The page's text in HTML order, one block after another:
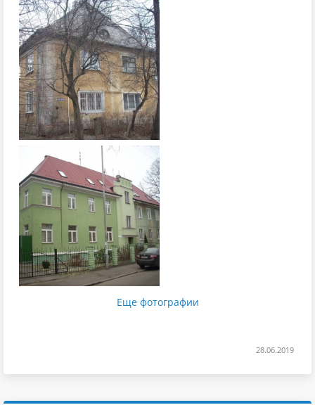
Еще фотографии
28.06.2019